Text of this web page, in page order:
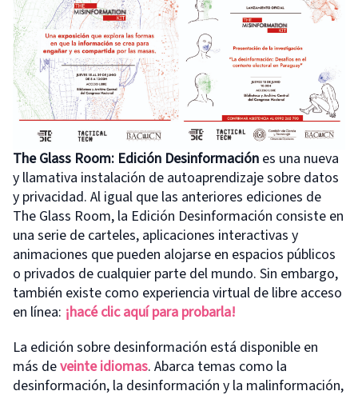
The Glass Room: Edición Desinformación es una nueva
y llamativa instalación de autoaprendizaje sobre datos
y privacidad. Al igual que las anteriores ediciones de
The Glass Room, la Edición Desinformación consiste en
una serie de carteles, aplicaciones interactivas y
animaciones que pueden alojarse en espacios públicos
o privados de cualquier parte del mundo. Sin embargo,
también existe como experiencia virtual de libre acceso
en línea: ¡hacé clic aquí para probarla!
La edición sobre desinformación está disponible en
más deveinte idiomas. Abarca temas como la
desinformación, la desinformación y la malinformación,